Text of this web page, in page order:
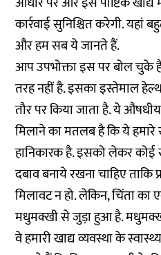
कार्रवाई सुनिश्चित करेगी.
और हम सब ये जानते हैं.
आप उपभोक्ता इस पर बोल चुके
तरह नहीं है. इसका इस्तेमाल
तौर पर किया जाता है. ये
मिलाने का मतलब है कि ये
हानिकारक है. इसको लेकर
दबाव बनाये रखना चाहिए
मिलावट न हो. लेकिन, चिंता
मधुमक्खी से जुड़ा हुआ है.
वे हमारी खाद्य व्यवस्था के